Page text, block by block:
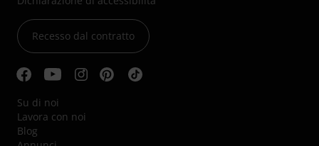
Recesso dal contratto
Su di noi
Lavora con noi
Blog